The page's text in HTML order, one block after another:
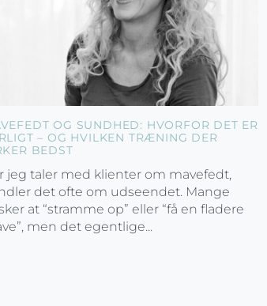
OG SUNDHED: HVORFOR DET ER
– OG HVILKEN TRÆNING DER
BEDST
jeg taler med klienter om mavefedt,
det ofte om udseendet. Mange
at “stramme op” eller “få en fladere
men det egentlige...